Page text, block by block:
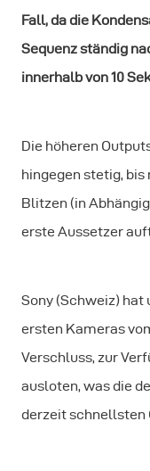
Fall, da die
Sequenz ständig
innerhalb von 10
Die höheren
hingegen stetig,
Blitzen (in
erste Aussetzer
Sony (Schweiz)
ersten Kameras
Verschluss, zur
ausloten, was die
derzeit schnellsten